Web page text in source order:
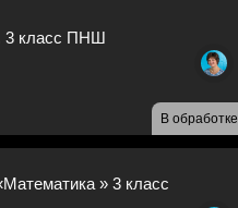
В обработке
3 класс ПНШ
» 3 класс